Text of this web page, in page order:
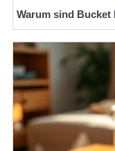
Warum sind Bucket